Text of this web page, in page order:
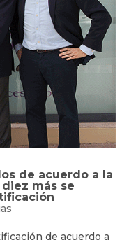
de acuerdo a la
más se
de acuerdo a